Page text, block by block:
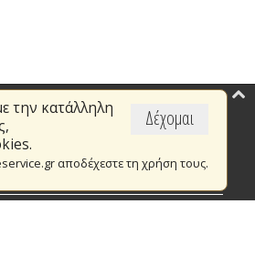
Δέχομαι
την κατάλληλη
αποδέχεστε τη χρήση τους.